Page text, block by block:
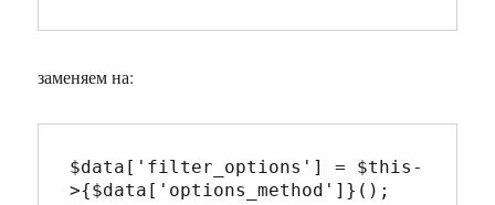
заменяем на:
$data['filter_options'] = $this-
>{$data['options_method']}();